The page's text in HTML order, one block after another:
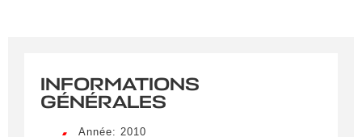
INFORMATIONS
GÉNÉRALES
Année: 2010